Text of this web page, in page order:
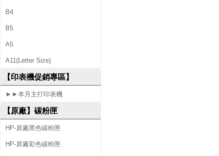
s
s
2
5
0
B4
B5
A5
A11(Letter Size)
【印表機促銷專區】
►►本月主打印表機
【原廠】碳粉匣
HP-原廠黑色碳粉匣
HP-原廠彩色碳粉匣